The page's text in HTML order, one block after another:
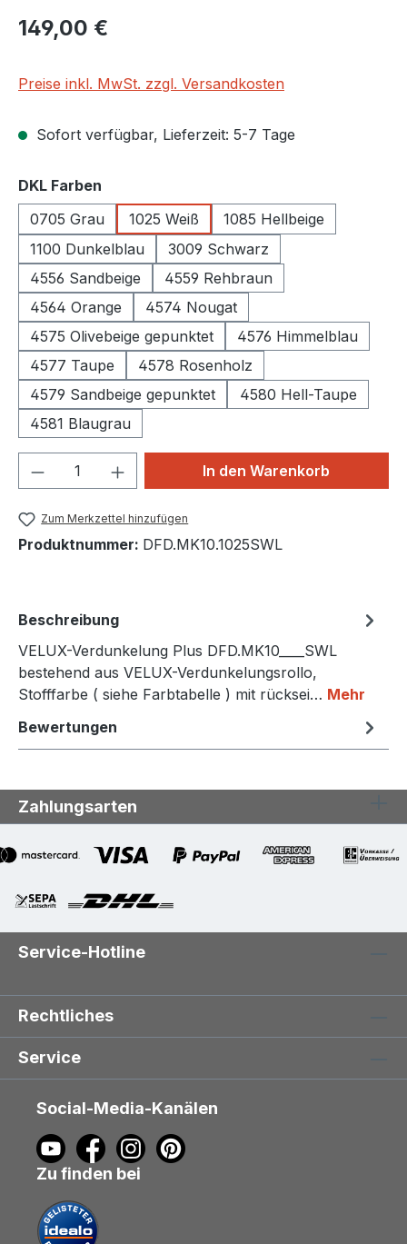
Regulärer Preis:
149,00 €
Preise inkl. MwSt. zzgl. Versandkosten
Sofort verfügbar, Lieferzeit: 5-7 Tage
DKL Farben
0705 Grau
1025 Weiß
1085 Hellbeige
1100 Dunkelblau
3009 Schwarz
4556 Sandbeige
4559 Rehbraun
4564 Orange
4574 Nougat
4575 Olivebeige gepunktet
4576 Himmelblau
4577 Taupe
4578 Rosenholz
4579 Sandbeige gepunktet
4580 Hell-Taupe
4581 Blaugrau
Produkt Anzahl: Gib denIn den Warenkorb
Zum Merkzettel hinzufügen
Produktnummer: DFD.MK10.1025SWL
Beschreibung
VELUX-Verdunkelung Plus DFD.MK10____SWL
bestehend aus VELUX-Verdunkelungsrollo,
Stofffarbe ( siehe Farbtabelle ) mit rücksei… Mehr
Bewertungen
Zahlungsarten
Service-Hotline
Rechtliches
Service
Social-Media-Kanälen
Zu finden bei